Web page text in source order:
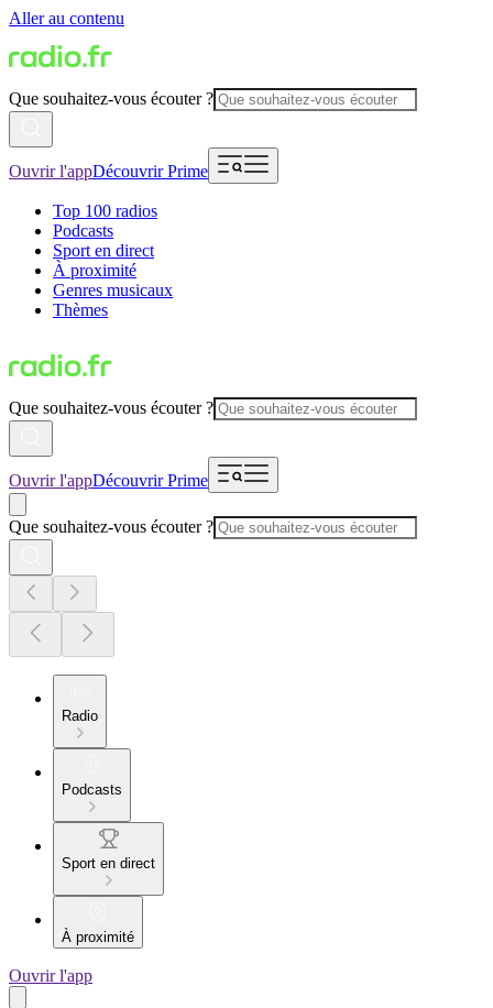
Aller au contenu
Que souhaitez-vous écouter ?
Ouvrir l'appDécouvrir Prime
Top 100 radios
Podcasts
Sport en direct
À proximité
Genres musicaux
Thèmes
Que souhaitez-vous écouter ?
Ouvrir l'appDécouvrir Prime
Que souhaitez-vous écouter ?
Radio
Podcasts
Sport en direct
À proximité
Ouvrir l'app